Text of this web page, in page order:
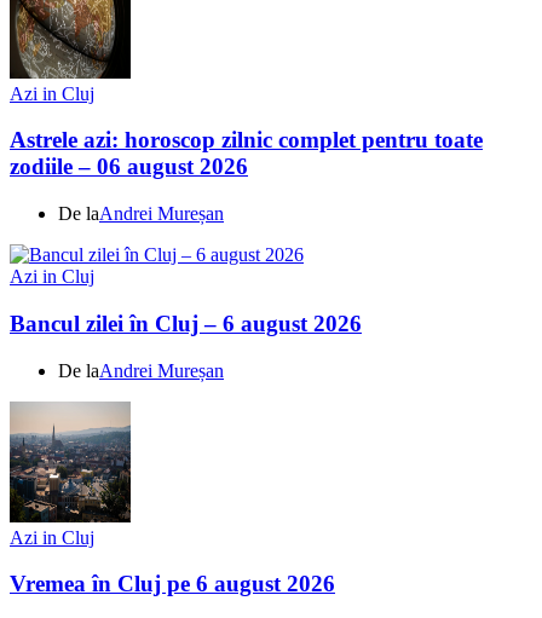
Azi in Cluj
Astrele azi: horoscop zilnic complet pentru toate
zodiile – 06 august 2026
De laAndrei Mureșan
Azi in Cluj
Bancul zilei în Cluj – 6 august 2026
De laAndrei Mureșan
Azi in Cluj
Vremea în Cluj pe 6 august 2026